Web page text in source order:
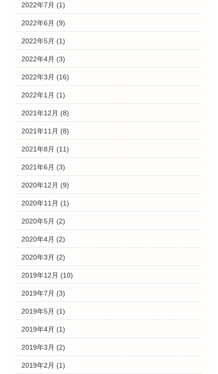
2022年7月 (1)
2022年6月 (9)
2022年5月 (1)
2022年4月 (3)
2022年3月 (16)
2022年1月 (1)
2021年12月 (8)
2021年11月 (8)
2021年8月 (11)
2021年6月 (3)
2020年12月 (9)
2020年11月 (1)
2020年5月 (2)
2020年4月 (2)
2020年3月 (2)
2019年12月 (10)
2019年7月 (3)
2019年5月 (1)
2019年4月 (1)
2019年3月 (2)
2019年2月 (1)